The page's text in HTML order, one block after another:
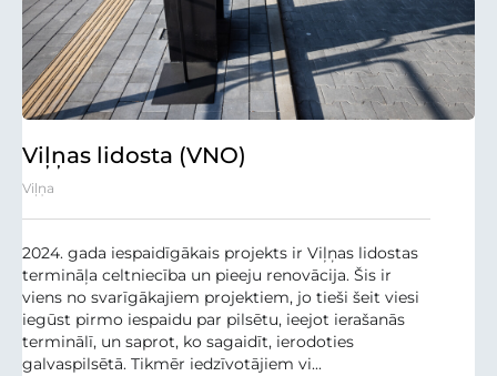
Viļņas lidosta (VNO)
Viļņa
2024. gada iespaidīgākais projekts ir Viļņas lidostas
termināļa celtniecība un pieeju renovācija. Šis ir
viens no svarīgākajiem projektiem, jo tieši šeit viesi
iegūst pirmo iespaidu par pilsētu, ieejot ierašanās
terminālī, un saprot, ko sagaidīt, ierodoties
galvaspilsētā. Tikmēr iedzīvotājiem vi...